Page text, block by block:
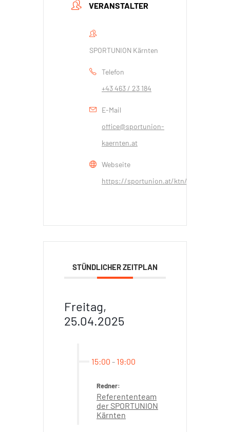
VERANSTALTER
SPORTUNION Kärnten
Telefon
+43 463 / 23 184
E-Mail
office@sportunion-
kaernten.at
Webseite
https://sportunion.at/ktn/
STÜNDLICHER ZEITPLAN
Freitag,
25.04.2025
15:00 - 19:00
Redner:
Referententeam
der SPORTUNION
Kärnten